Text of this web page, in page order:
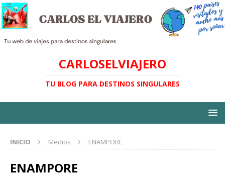
CARLOSELVIAJERO
TU BLOG PARA DESTINOS SINGULARES
INICIO Medios ENAMPORE
ENAMPORE